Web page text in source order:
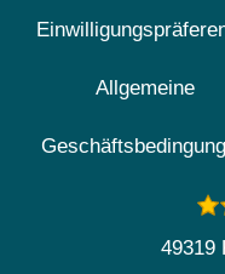
Allgemeine
49319